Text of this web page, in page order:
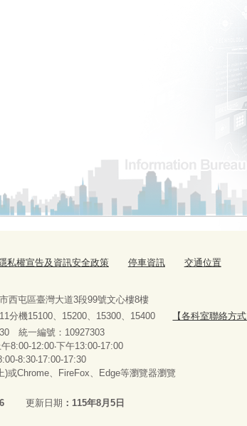
私權宣告及資訊安全政策 停車資訊 交通位置
西屯區臺灣大道3段99號文心樓8樓
分機15100、15200、15300、15400
【各科室聯絡方式
統一編號 ：
12:00‧下午13:00-17:00
8:30‧17:00-17:30
)或Chrome、FireFox、Edge等瀏覽器瀏覽
更新日期 115年8月5日